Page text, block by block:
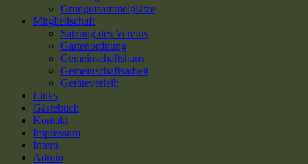
Grüngutsammelplätze
Mitgliedschaft
Satzung des Vereins
Gartenordnung
Gemeinschaftshaus
Gemeinschaftsarbeit
Geräteverleih
Links
Gästebuch
Kontakt
Impressum
Intern
Admin